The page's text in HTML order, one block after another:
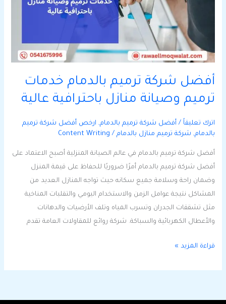
أفضل شركة ترميم بالدمام خدمات
ترميم وصيانة منازل باحترافية عالية
اترك تعليقاً / أفضل شركة ترميم بالدمام, ارخص أفضل شركة ترميم
بالدمام, شركة ترميم منازل بالدمام /
Content Writing
أفضل شركة ترميم بالدمام في عالم الصيانة المنزلية أصبح الاعتماد على
أفضل شركة ترميم بالدمام أمرًا ضروريًا للحفاظ على قيمة المنزل
وضمان راحة وسلامة جميع سكانه حيث تواجه المنازل العديد من
المشاكل نتيجة عوامل الزمن والاستخدام اليومي والتقلبات المناخية
مثل تشققات الجدران وتسرب المياه وتلف الأرضيات والدهانات
والأعطال الكهربائية والسباكة. شركة روائع للمقاولات العامة تقدم
منازل
باحترافية
عالية
قراءة المزيد »